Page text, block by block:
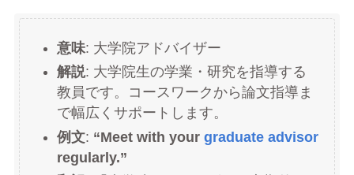
意味: 大学院アドバイザー
解説: 大学院生の学業・研究を指導する
教員です。コースワークから論文指導ま
で幅広くサポートします。
例文: “Meet with your graduate advisor
regularly.”